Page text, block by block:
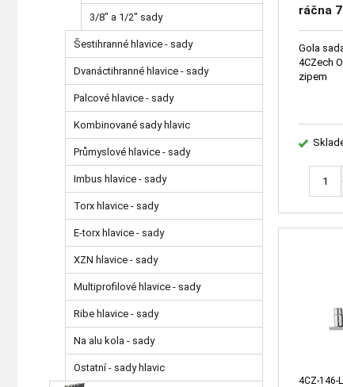
ráčna
Gola
4CZech
zipem
4CZ-146-
3/8" a 1/2" sady
Šestihranné hlavice - sady
Dvanáctihranné hlavice - sady
Palcové hlavice - sady
Kombinované sady hlavic
Průmyslové hlavice - sady
Imbus hlavice - sady
Torx hlavice - sady
E-torx hlavice - sady
XZN hlavice - sady
Multiprofilové hlavice - sady
Ribe hlavice - sady
Na alu kola - sady
Ostatní - sady hlavic